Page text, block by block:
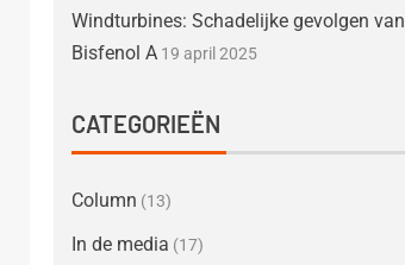
Windturbines: Schadelijke gevolgen van
Bisfenol A 19 april 2025
CATEGORIEËN
Column (13)
In de media (17)